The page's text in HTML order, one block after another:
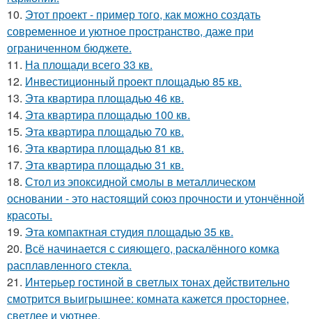
10. Этот проект - пример того, как можно создать
современное и уютное пространство, даже при
ограниченном бюджете.
11. На площади всего 33 кв.
12. Инвестиционный проект площадью 85 кв.
13. Эта квартира площадью 46 кв.
14. Эта квартира площадью 100 кв.
15. Эта квартира площадью 70 кв.
16. Эта квартира площадью 81 кв.
17. Эта квартира площадью 31 кв.
18. Стол из эпоксидной смолы в металлическом
основании - это настоящий союз прочности и утончённой
красоты.
19. Эта компактная студия площадью 35 кв.
20. Всё начинается с сияющего, раскалённого комка
расплавленного стекла.
21. Интерьер гостиной в светлых тонах действительно
смотрится выигрышнее: комната кажется просторнее,
светлее и уютнее.